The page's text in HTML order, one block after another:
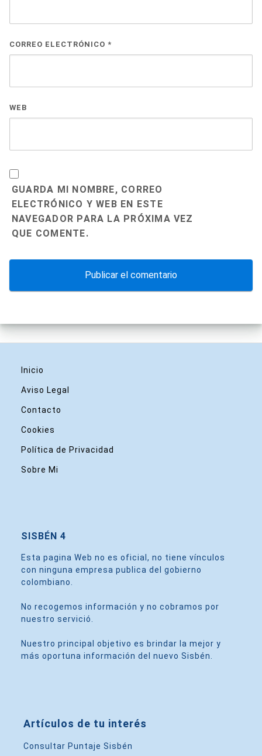
CORREO ELECTRÓNICO *
WEB
GUARDA MI NOMBRE, CORREO
ELECTRÓNICO Y WEB EN ESTE
NAVEGADOR PARA LA PRÓXIMA VEZ
QUE COMENTE.
Inicio
Aviso Legal
Contacto
Cookies
Política de Privacidad
Sobre Mi
SISBÉN 4
Esta pagina Web no es oficial, no tiene vínculos
con ninguna empresa publica del gobierno
colombiano.
No recogemos información y no cobramos por
nuestro servició.
Nuestro principal objetivo es brindar la mejor y
más oportuna información del nuevo Sisbén.
Artículos de tu interés
Consultar Puntaje Sisbén